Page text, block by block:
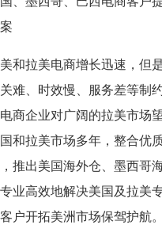
和拉美电商增长迅速，但
难、时效慢、服务差等制
商企业对广阔的拉美市场望
和拉美市场多年，整合优
推出美国海外仓、墨西哥
业高效地解决美国及拉美
户开拓美洲市场保驾护航。